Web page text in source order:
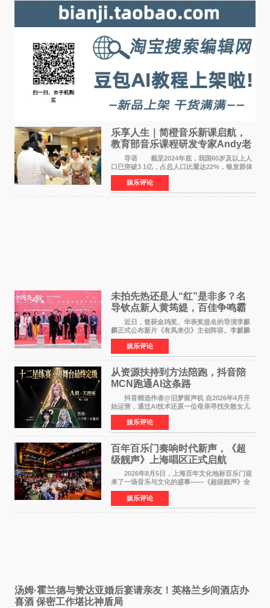
乐享人生｜简橙音乐新课启航，
教育部音乐课程研发专家Andy老
师重磅入驻领航银龄琴声
导语 截至2024年底，我国60岁及以上人
口已突破3 1亿，占总人口比重达22%，银发群体
的精神文化需求日益凸显。2024年1月，国务院办
公厅印发《关于发展银发经济增进老年人福祉的
意见》——这是
娱乐评论
未拍先热还是人“红”是非多？名
导钦点新人黄筠媞，百佳争鸣霸
气回应
近日，曾获金鸡奖、华表奖提名的导演李麒
麟正式公布新片《有凤来仪》主创阵容。李麒麟
早年凭电影《华容道》获得金鸡奖、华表奖提
名，此后长期参与国内外电影制作，其担任制片
人参与的作品亦曾
娱乐评论
从资源扶持到方法陪跑，抖音陪
MCN跑通AI这条路
抖音精选作者@旧梦留声机 自2026年4月开
始运营，通过AI技术还原一位母亲寻找失散女儿
的故事，凭借强情感表达获得大量用户关注，发
布仅21小时便获得超1亿曝光、超1000万互动。
此后，账号持续沿
娱乐评论
百年百乐门奏响时代新声，《超
级靓声》上海唱区正式启航
2026年8月5日，上海百年文化地标百乐门迎
来了一场音乐与文化的盛事——《超级靓声》全
国励志音乐公益节目上海唱区新闻发布会暨启动
仪式在此隆重举行。各界领导、嘉宾与媒体朋友
齐聚一堂，共同
娱乐评论
汤姆·霍兰德与赞达亚婚后宴请亲友！英格兰乡间酒店办
喜酒 保密工作堪比神盾局